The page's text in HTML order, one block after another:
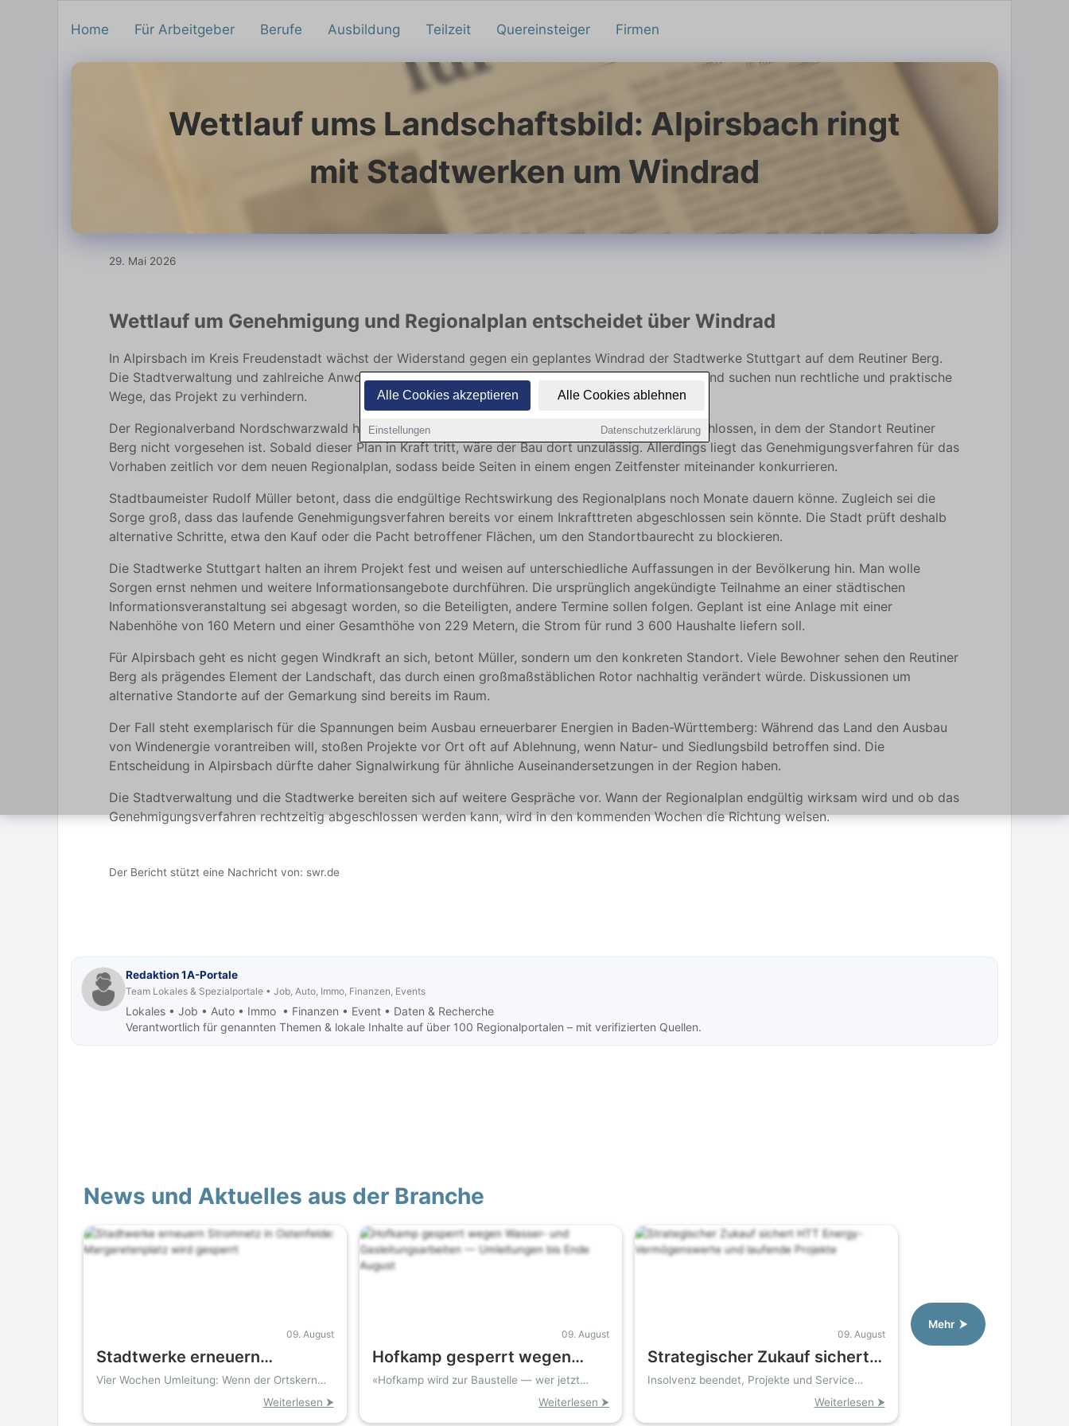
Alle Cookies akzeptieren Alle Cookies ablehnen
Einstellungen Datenschutzerklärung
Home Für Arbeitgeber Berufe Ausbildung Teilzeit Quereinsteiger Firmen
Wettlauf ums Landschaftsbild: Alpirsbach ringt
mit Stadtwerken um Windrad
29. Mai 2026
Wettlauf um Genehmigung und Regionalplan entscheidet über Windrad
In Alpirsbach im Kreis Freudenstadt wächst der Widerstand gegen ein geplantes Windrad der Stadtwerke Stuttgart auf dem Reutiner Berg.
Die Stadtverwaltung und zahlreiche Anwohner befürchten erhebliche Eingriffe ins Landschaftsbild und suchen nun rechtliche und praktische
Wege, das Projekt zu verhindern.
Der Regionalverband Nordschwarzwald hat kürzlich einen neuen Teilregionalplan Windenergie beschlossen, in dem der Standort Reutiner
Berg nicht vorgesehen ist. Sobald dieser Plan in Kraft tritt, wäre der Bau dort unzulässig. Allerdings liegt das Genehmigungsverfahren für das
Vorhaben zeitlich vor dem neuen Regionalplan, sodass beide Seiten in einem engen Zeitfenster miteinander konkurrieren.
Stadtbaumeister Rudolf Müller betont, dass die endgültige Rechtswirkung des Regionalplans noch Monate dauern könne. Zugleich sei die
Sorge groß, dass das laufende Genehmigungsverfahren bereits vor einem Inkrafttreten abgeschlossen sein könnte. Die Stadt prüft deshalb
alternative Schritte, etwa den Kauf oder die Pacht betroffener Flächen, um den Standortbaurecht zu blockieren.
Die Stadtwerke Stuttgart halten an ihrem Projekt fest und weisen auf unterschiedliche Auffassungen in der Bevölkerung hin. Man wolle
Sorgen ernst nehmen und weitere Informationsangebote durchführen. Die ursprünglich angekündigte Teilnahme an einer städtischen
Informationsveranstaltung sei abgesagt worden, so die Beteiligten, andere Termine sollen folgen. Geplant ist eine Anlage mit einer
Nabenhöhe von 160 Metern und einer Gesamthöhe von 229 Metern, die Strom für rund 3 600 Haushalte liefern soll.
Für Alpirsbach geht es nicht gegen Windkraft an sich, betont Müller, sondern um den konkreten Standort. Viele Bewohner sehen den Reutiner
Berg als prägendes Element der Landschaft, das durch einen großmaßstäblichen Rotor nachhaltig verändert würde. Diskussionen um
alternative Standorte auf der Gemarkung sind bereits im Raum.
Der Fall steht exemplarisch für die Spannungen beim Ausbau erneuerbarer Energien in Baden-Württemberg: Während das Land den Ausbau
von Windenergie vorantreiben will, stoßen Projekte vor Ort oft auf Ablehnung, wenn Natur- und Siedlungsbild betroffen sind. Die
Entscheidung in Alpirsbach dürfte daher Signalwirkung für ähnliche Auseinandersetzungen in der Region haben.
Die Stadtverwaltung und die Stadtwerke bereiten sich auf weitere Gespräche vor. Wann der Regionalplan endgültig wirksam wird und ob das
Genehmigungsverfahren rechtzeitig abgeschlossen werden kann, wird in den kommenden Wochen die Richtung weisen.
Der Bericht stützt eine Nachricht von: swr.de
Redaktion 1A-Portale
Team Lokales & Spezialportale • Job, Auto, Immo, Finanzen, Events
Lokales • Job • Auto • Immo • Finanzen • Event • Daten & Recherche
Verantwortlich für genannten Themen & lokale Inhalte auf über 100 Regionalportalen – mit verifizierten Quellen.
News und Aktuelles aus der Branche
09. August
Stadtwerke erneuern
Stromnetz in Ostenfelde:
Vier Wochen Umleitung: Wenn der Ortskern
Weiterlesen ⮞
09. August
Hofkamp gesperrt wegen
Wasser‑ und
Gasleitungsarbeiten —
«Hofkamp wird zur Baustelle — wer jetzt
Weiterlesen ⮞
09. August
Strategischer Zukauf sichert
HTT Energy-Vermögenswerte
und laufende Projekte
Insolvenz beendet, Projekte und Service
Weiterlesen ⮞
Mehr ⮞